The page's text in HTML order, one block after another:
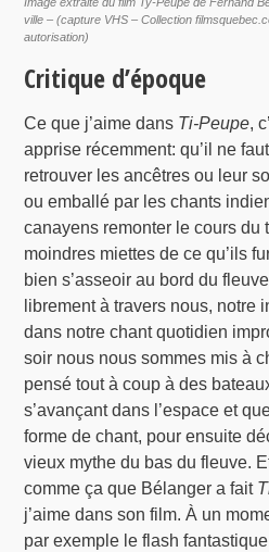
ville – (capture VHS – Collection
autorisation)
Critique d’époque
Ce que j’aime dans Ti-Peupe,
apprise récemment: qu’il ne
retrouver les ancêtres ou leur
ou emballé par les chants
canayens remonter le cours du
moindres miettes de ce qu’ils
bien s’asseoir au bord du
librement à travers nous, notre
dans notre chant quotidien
soir nous nous sommes mis à
pensé tout à coup à des
s’avançant dans l’espace et
forme de chant, pour ensuite
vieux mythe du bas du fleuve.
comme ça que Bélanger a fait
j’aime dans son film. À un
par exemple le flash